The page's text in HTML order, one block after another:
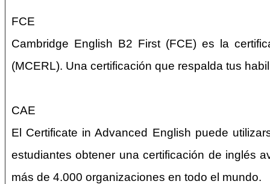
FCE
Cambridge English B2 First (FCE) es la
(MCERL). Una certificación que respalda tus
CAE
El Certificate in Advanced English puede
estudiantes obtener una certificación de inglés
más de 4.000 organizaciones en todo el mundo.